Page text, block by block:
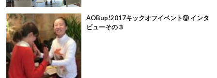
AOBup!2017キックオフイベント⑨ インタ
ビューその３